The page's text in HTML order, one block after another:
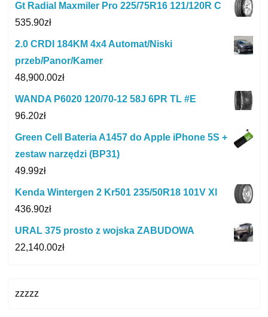
Gt Radial Maxmiler Pro 225/75R16 121/120R C
535.90zł
2.0 CRDI 184KM 4x4 Automat/Niski
przeb/Panor/Kamer
48,900.00zł
WANDA P6020 120/70-12 58J 6PR TL #E
96.20zł
Green Cell Bateria A1457 do Apple iPhone 5S +
zestaw narzędzi (BP31)
49.99zł
Kenda Wintergen 2 Kr501 235/50R18 101V Xl
436.90zł
URAL 375 prosto z wojska ZABUDOWA
22,140.00zł
zzzzz